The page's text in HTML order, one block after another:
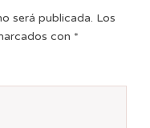
será publicada. Los
con *